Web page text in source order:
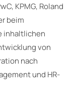
KPMG, Roland
beim
inhaltlichen
von
nach
und HR-